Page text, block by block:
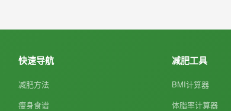
快速导航
减肥方法
瘦身食谱
减肥工具
BMI计算器
体脂率计算器